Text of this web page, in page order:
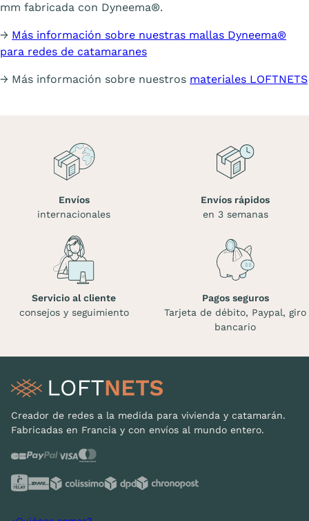
mm fabricada con Dyneema®.
→ Más información sobre nuestras mallas Dyneema®
para redes de catamaranes
→ Más información sobre nuestros materiales LOFTNETS
Envíos
internacionales
Envíos rápidos
en 3 semanas
Servicio al cliente
consejos y seguimiento
Pagos seguros
Tarjeta de débito, Paypal, giro
bancario
Creador de redes a la medida para vivienda y catamarán.
Fabricadas en Francia y con envíos al mundo entero.